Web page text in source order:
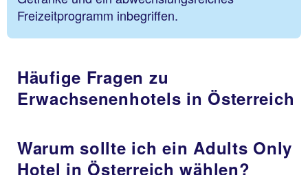
Freizeitprogramm inbegriffen.
Häufige Fragen zu
Erwachsenenhotels in Österreich
Warum sollte ich ein Adults Only
Hotel in Österreich wählen?